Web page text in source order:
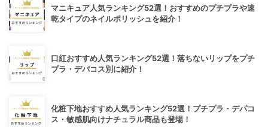
マニキュア人気ランキング52選！おすすめのプチプラや速
乾タイプのネイルポリッシュを紹介！
口紅おすすめ人気ランキング52選！落ちないリップをプチ
プラ・デパコス別に紹介！
化粧下地おすすめ人気ランキング52選！プチプラ・デパコ
ス・敏感肌向けナチュラル商品も登場！